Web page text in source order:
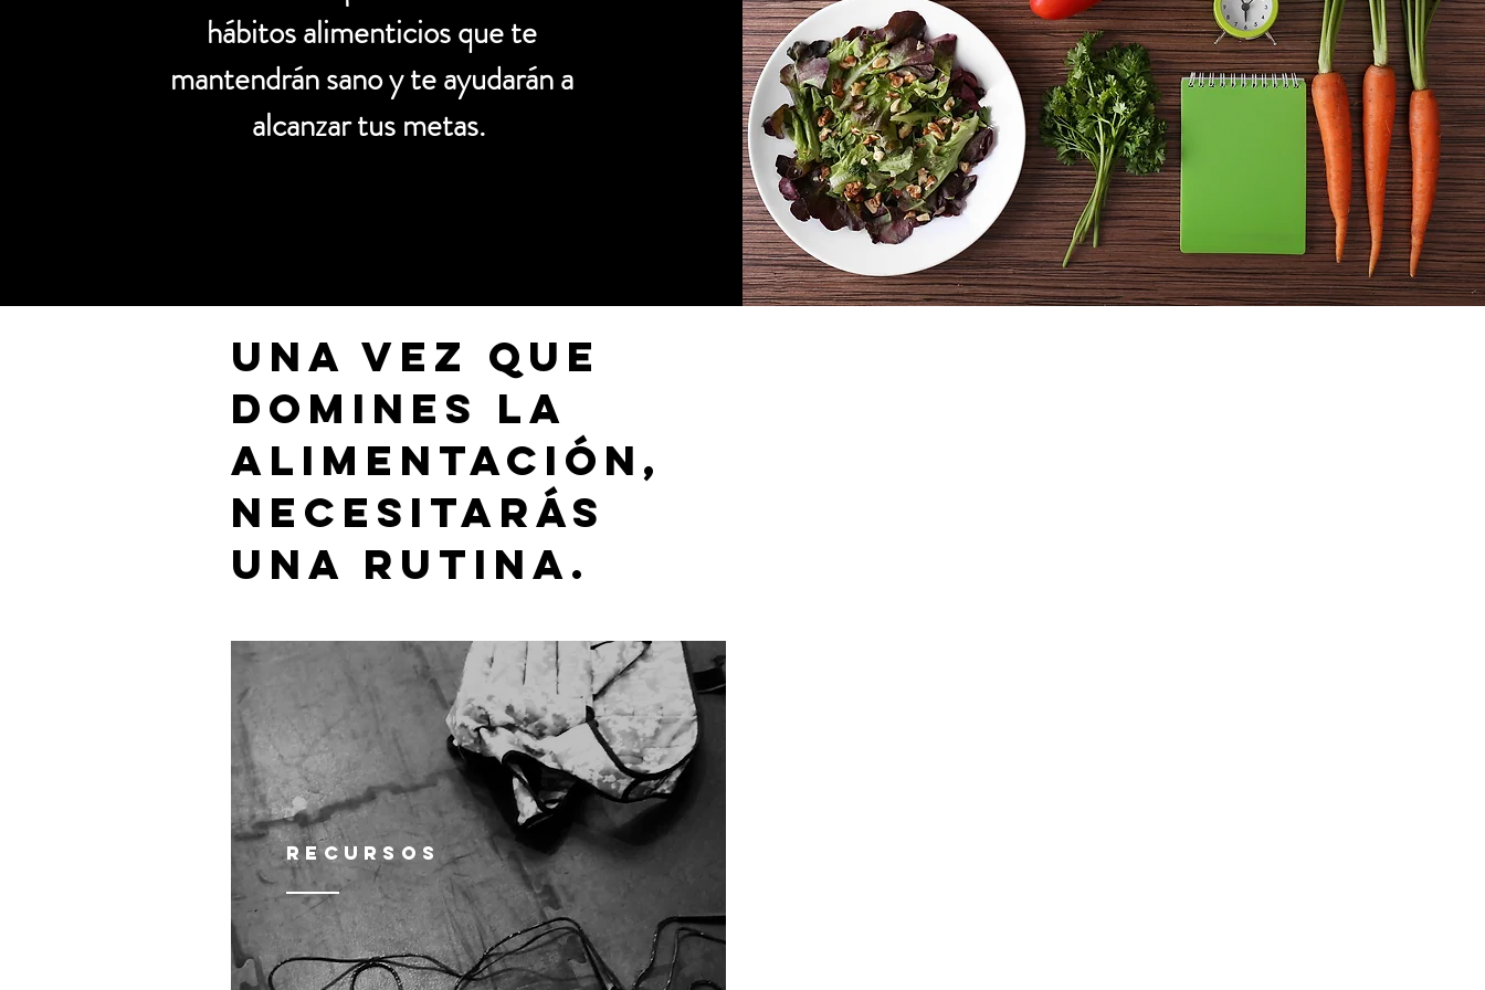
hábitos alimenticios que te
mantendrán sano y te ayudarán a
alcanzar tus metas.
UNA VEZ QUE
DOMINES LA
ALIMENTACIÓN,
NECESITARÁS
UNA RUTINA.
Recursos